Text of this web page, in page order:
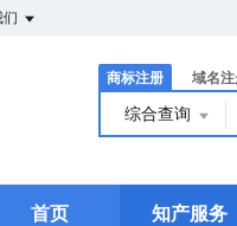
们
商标注册 域名
综合查询
首页 知产服务